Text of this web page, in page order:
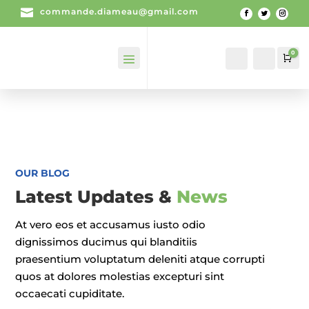
 commande.diameau@gmail.com
0
OUR BLOG
Latest Updates & News
At vero eos et accusamus iusto odio
dignissimos ducimus qui blanditiis
praesentium voluptatum deleniti atque corrupti
quos at dolores molestias excepturi sint
occaecati cupiditate.